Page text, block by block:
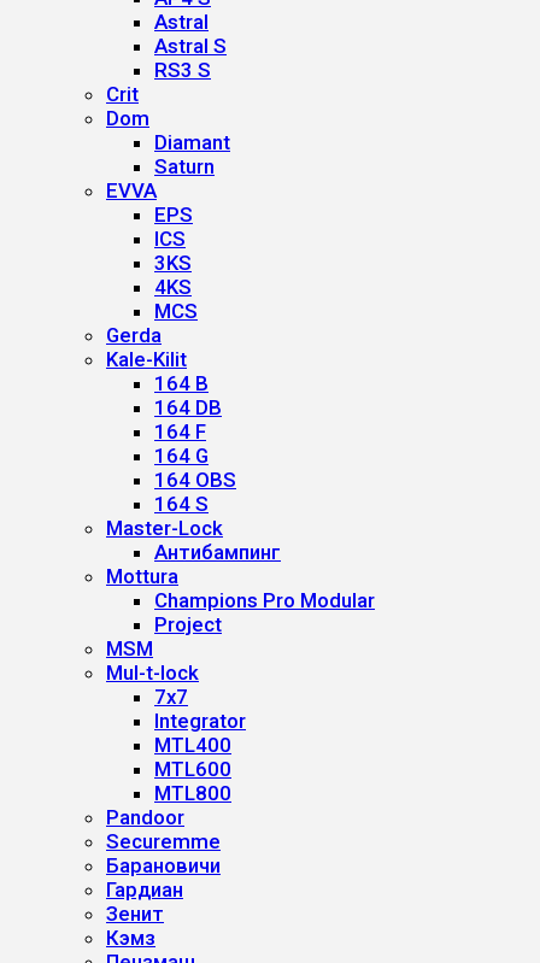
Astral
Astral S
RS3 S
Crit
Dom
Diamant
Saturn
EVVA
EPS
ICS
3KS
4KS
MCS
Gerda
Kale-Kilit
164 B
164 DB
164 F
164 G
164 OBS
164 S
Master-Lock
Антибампинг
Mottura
Champions Pro Modular
Project
MSM
Mul-t-lock
7x7
Integrator
MTL400
MTL600
MTL800
Pandoor
Securemme
Барановичи
Гардиан
Зенит
Кэмз